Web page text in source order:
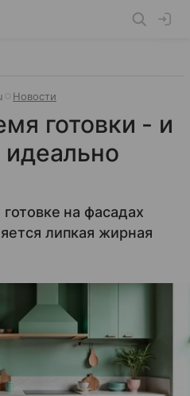
Новости
готовки - и
идеально
на фасадах
липкая жирная